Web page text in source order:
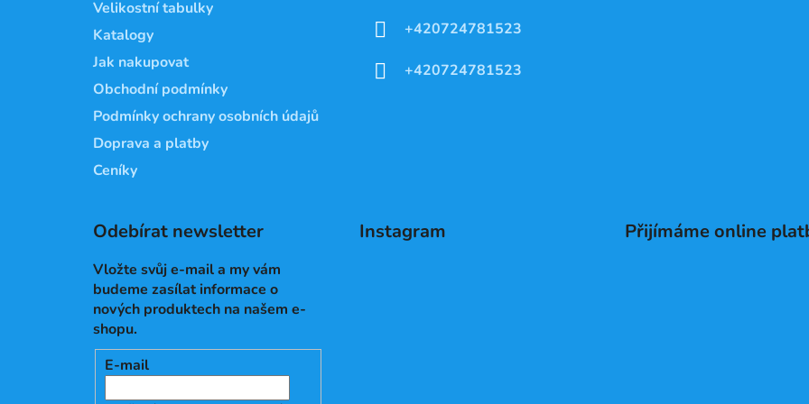
Velikostní tabulky
Katalogy
Jak nakupovat
Obchodní podmínky
Podmínky ochrany osobních údajů
Doprava a platby
Ceníky
+420724781523
+420724781523
Odebírat newsletter
Vložte svůj e-mail a my vám
budeme zasílat informace o
nových produktech na našem e-
shopu.
E-mail
Instagram Přijímáme online